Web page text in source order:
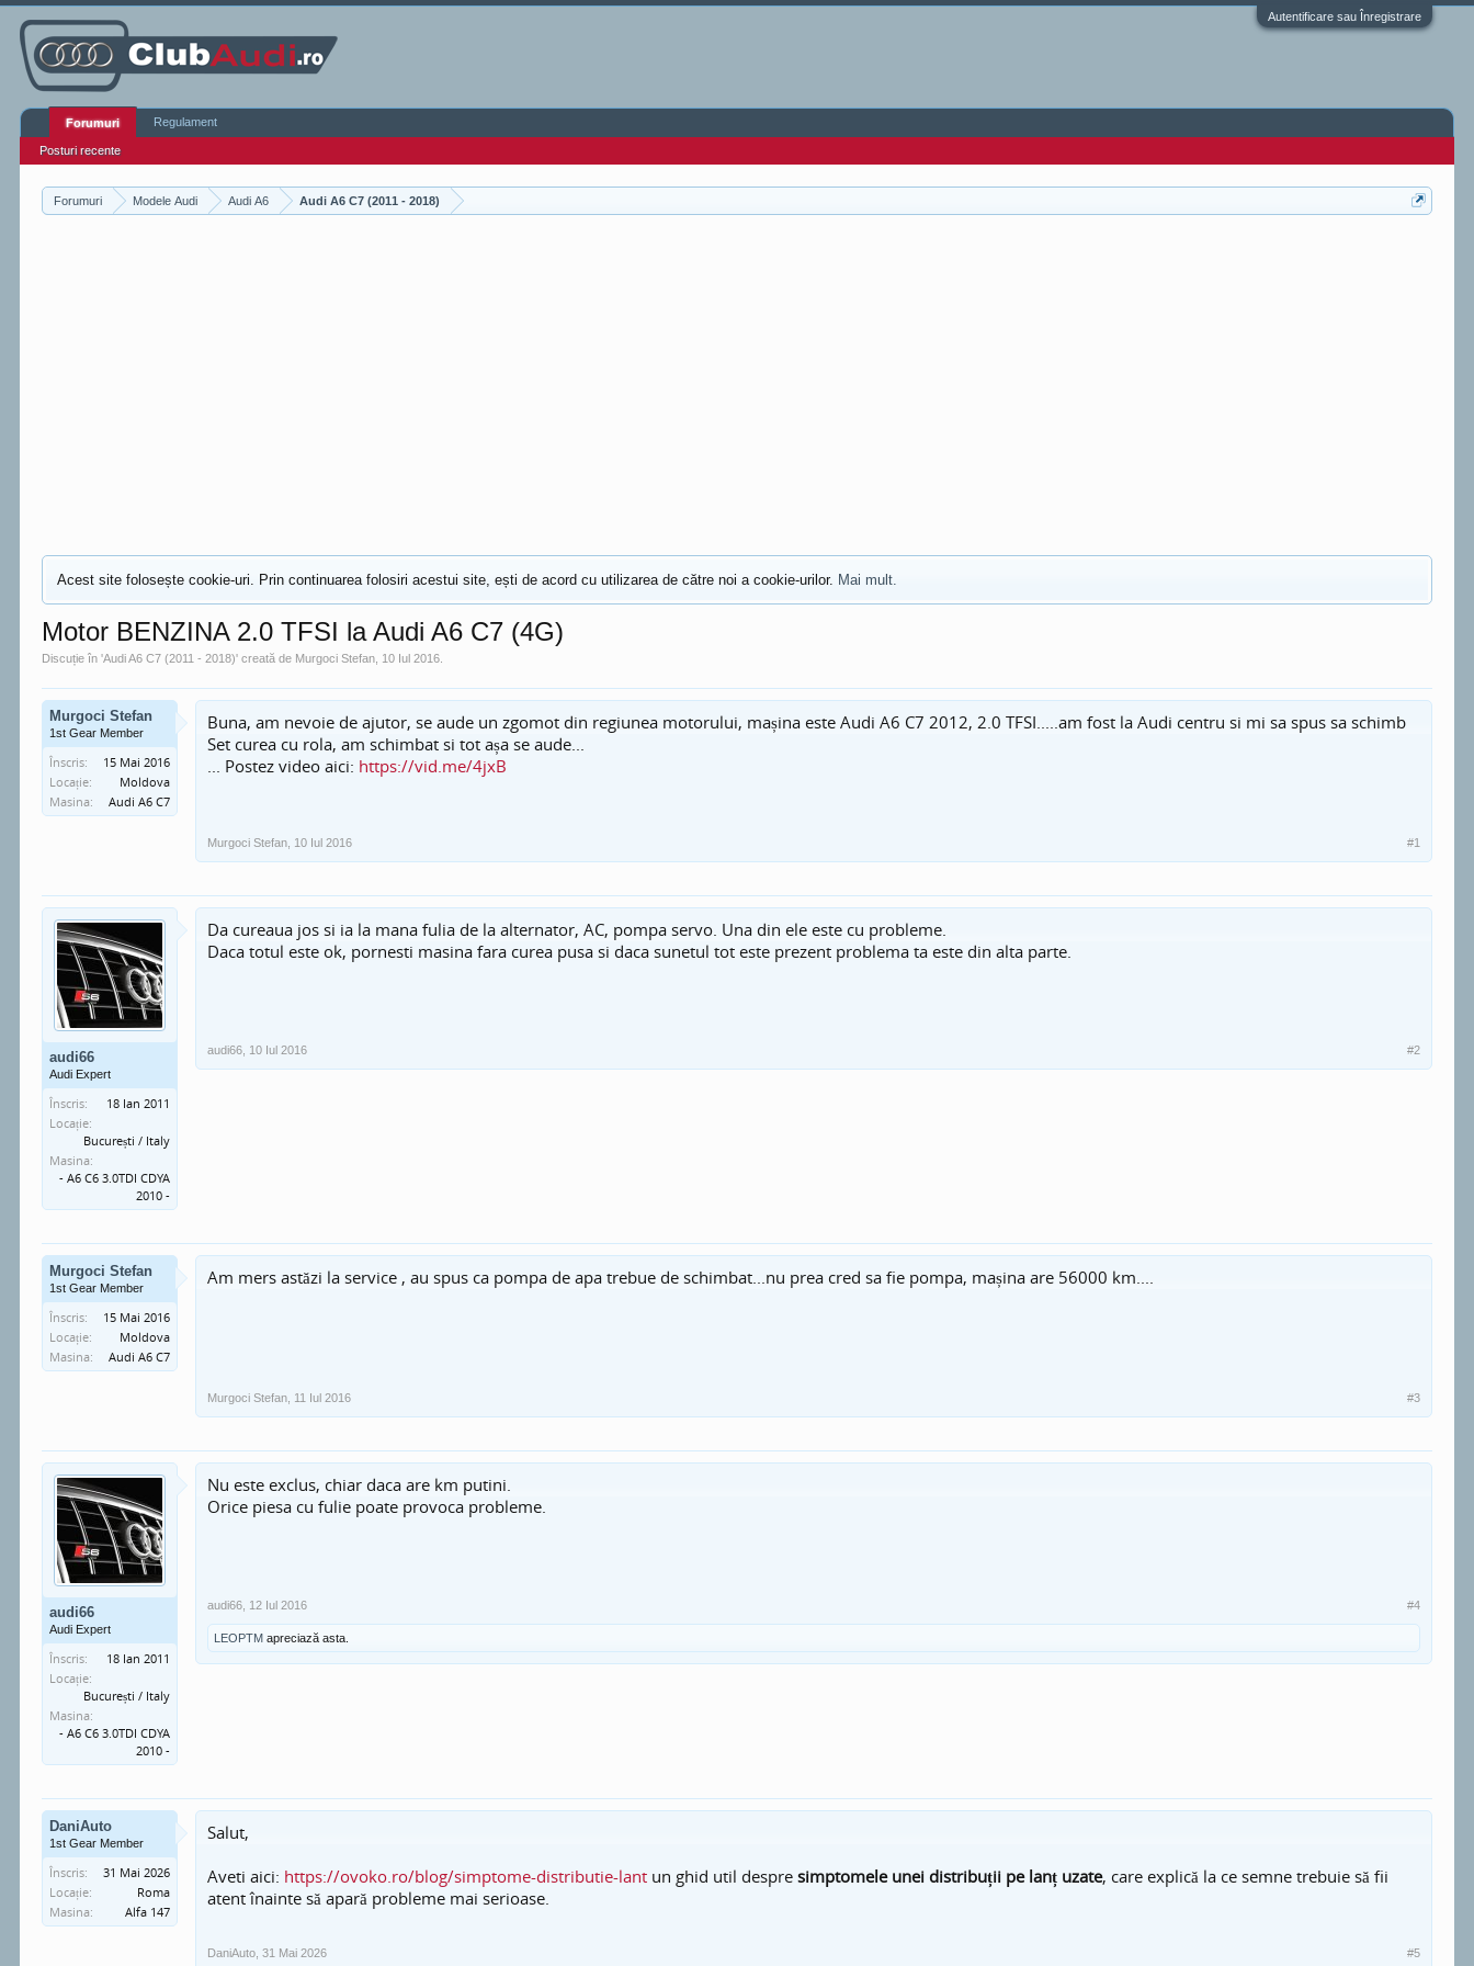
Autentificare sau Înregistrare
Forumuri Modele Audi Audi A6 Audi A6 C7 (2011 - 2018)
Acest site folosește cookie-uri. Prin continuarea folosiri acestui site, ești de acord cu utilizarea de către noi a cookie-urilor. Mai mult.
Motor BENZINA 2.0 TFSI la Audi A6 C7 (4G)
Discuție în 'Audi A6 C7 (2011 - 2018)' creată de Murgoci Stefan 10 Iul 2016
Murgoci Stefan
1st Gear Member
Înscris:
15 Mai 2016
Locație:
Moldova
Masina:
Audi A6 C7
Buna, am nevoie de ajutor, se aude un zgomot din regiunea motorului, mașina este Audi A6 C7 2012, 2.0 TFSI.....am fost la Audi centru si mi sa spus sa schimb
Set curea cu rola, am schimbat si tot așa se aude...
... Postez video aici: https://vid.me/4jxB
Murgoci Stefan 10 Iul 2016 #1
audi66
Audi Expert
Înscris:
18 Ian 2011
Locație:
București / Italy
Masina:
- A6 C6 3.0TDI CDYA
2010 -
Da cureaua jos si ia la mana fulia de la alternator, AC, pompa servo. Una din ele este cu probleme.
Daca totul este ok, pornesti masina fara curea pusa si daca sunetul tot este prezent problema ta este din alta parte.
audi66 10 Iul 2016 #2
Murgoci Stefan
1st Gear Member
Înscris:
15 Mai 2016
Locație:
Moldova
Masina:
Audi A6 C7
Am mers astăzi la service , au spus ca pompa de apa trebue de schimbat...nu prea cred sa fie pompa, mașina are 56000 km....
Murgoci Stefan 11 Iul 2016 #3
audi66
Audi Expert
Înscris:
18 Ian 2011
Locație:
București / Italy
Masina:
- A6 C6 3.0TDI CDYA
2010 -
Nu este exclus, chiar daca are km putini.
Orice piesa cu fulie poate provoca probleme.
audi66 12 Iul 2016 #4
LEOPTM apreciază asta.
DaniAuto
1st Gear Member
Înscris:
31 Mai 2026
Locație:
Roma
Masina:
Alfa 147
Salut,
Aveti aici: https://ovoko.ro/blog/simptome-distributie-lant un ghid util despresimptomele unei distribuții pe lanț uzate, care explică la ce semne trebuie să fii
atent înainte să apară probleme mai serioase.
DaniAuto 31 Mai 2026 #5
Forumuri
Posturi recente
Regulament